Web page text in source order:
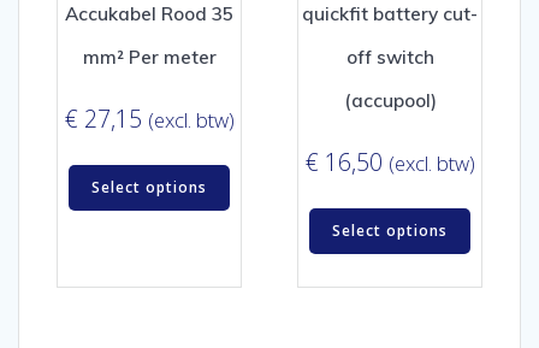
Accukabel Rood 35
mm² Per meter
€ 27,15 (excl. btw)
Select options
quickfit battery cut-
off switch
(accupool)
€ 16,50 (excl. btw)
Select options